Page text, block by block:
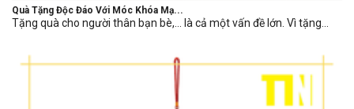
Quà Tặng Độc Đáo Với Móc Khóa Mạ...
Tặng quà cho người thân bạn bè,… là cả một vấn đề lớn. Vì tặng...